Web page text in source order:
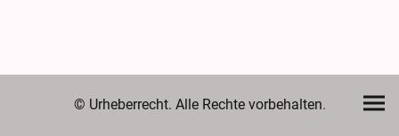
© Urheberrecht. Alle Rechte vorbehalten.